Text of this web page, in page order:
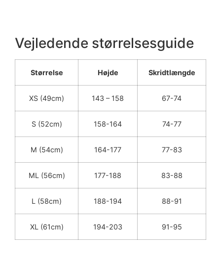
Vejledende størrelsesguide
Størrelse Højde Skridtlængde
XS (49cm) 143 – 158 67-74
S (52cm) 158-164 74-77
M (54cm) 164-177 77-83
ML (56cm) 177-188 83-88
L (58cm) 188-194 88-91
XL (61cm) 194-203 91-95